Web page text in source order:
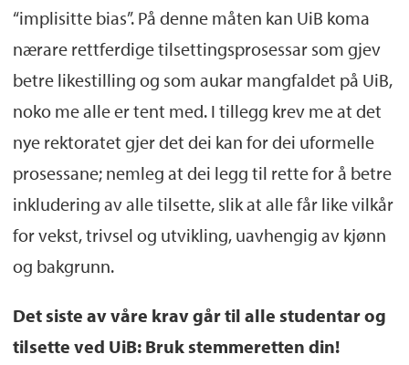
“implisitte bias”. På denne måten kan UiB koma
nærare rettferdige tilsettingsprosessar som gjev
betre likestilling og som aukar mangfaldet på UiB,
noko me alle er tent med. I tillegg krev me at det
nye rektoratet gjer det dei kan for dei uformelle
prosessane; nemleg at dei legg til rette for å betre
inkludering av alle tilsette, slik at alle får like vilkår
for vekst, trivsel og utvikling, uavhengig av kjønn
og bakgrunn.
Det siste av våre krav går til alle studentar og
tilsette ved UiB: Bruk stemmeretten din!